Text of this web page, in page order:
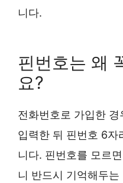
니다.
핀번호는 왜
요?
전화번호로 가입한
입력한 뒤 핀번호 6자
니다. 핀번호를 모르
니 반드시 기억해두